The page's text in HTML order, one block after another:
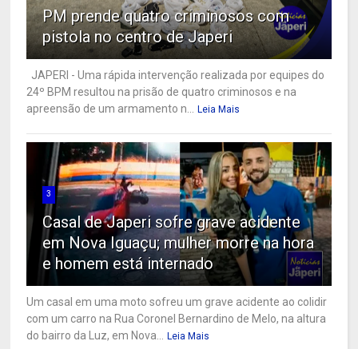
PM prende quatro criminosos com
pistola no centro de Japeri
JAPERI - Uma rápida intervenção realizada por equipes do
24º BPM resultou na prisão de quatro criminosos e na
apreensão de um armamento n...
Leia Mais
3
Casal de Japeri sofre grave acidente
em Nova Iguaçu; mulher morre na hora
e homem está internado
Um casal em uma moto sofreu um grave acidente ao colidir
com um carro na Rua Coronel Bernardino de Melo, na altura
do bairro da Luz, em Nova...
Leia Mais